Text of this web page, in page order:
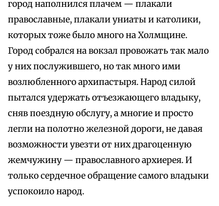
город наполнился плачем — плакали
православные, плакали униаты и католики,
которых тоже было много на Холмщине.
Город собрался на вокзал провожать так мало
у них послужившего, но так много ими
возлюбленного архипастыря. Народ силой
пытался удержать отъезжающего владыку,
сняв поездную обслугу, а многие и просто
легли на полотно железной дороги, не давая
возможности увезти от них драгоценную
жемчужину — православного архиерея. И
только сердечное обращение самого владыки
успокоило народ.